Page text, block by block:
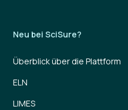
Neu bei SciSure?
Überblick über die Plattform
ELN
LIMES